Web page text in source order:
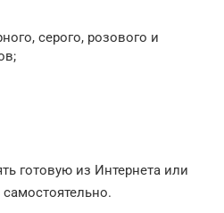
серого, розового и
готовую из Интернета или